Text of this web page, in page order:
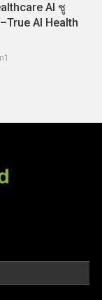
AI ชู
AI Health